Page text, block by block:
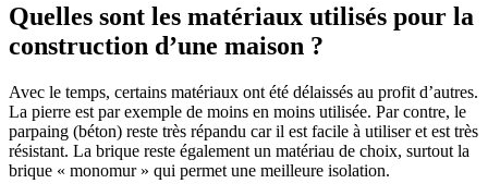
Quelles sont les matériaux utilisés pour la
construction d’une maison ?
Avec le temps, certains matériaux ont été délaissés au profit d’autres.
La pierre est par exemple de moins en moins utilisée. Par contre, le
parpaing (béton) reste très répandu car il est facile à utiliser et est très
résistant. La brique reste également un matériau de choix, surtout la
brique « monomur » qui permet une meilleure isolation.